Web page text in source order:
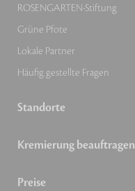
ROSENGARTEN-Stiftung
Grüne Pfote
Lokale Partner
Häufig gestellte Fragen
Standorte
Kremierung beauftragen
Preise